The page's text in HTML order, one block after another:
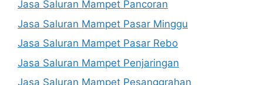
Jasa Saluran Mampet Pancoran
Jasa Saluran Mampet Pasar Minggu
Jasa Saluran Mampet Pasar Rebo
Jasa Saluran Mampet Penjaringan
Jasa Saluran Mampet Pesanggrahan